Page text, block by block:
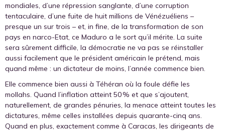
mondiales, d’une répression sanglante, d’une corruption
tentaculaire, d’une fuite de huit millions de Vénézuéliens –
presque un sur trois – et, in fine, de la transformation de son
pays en narco-Etat, ce Maduro a le sort qu’il mérite. La suite
sera sûrement difficile, la démocratie ne va pas se réinstaller
aussi facilement que le président américain le prétend, mais
quand même : un dictateur de moins, l’année commence bien.
Elle commence bien aussi à Téhéran où la foule défie les
mollahs. Quand l’inflation atteint 50 % et que s’ajoutent,
naturellement, de grandes pénuries, la menace atteint toutes les
dictatures, même celles installées depuis quarante-cinq ans.
Quand en plus, exactement comme à Caracas, les dirigeants de